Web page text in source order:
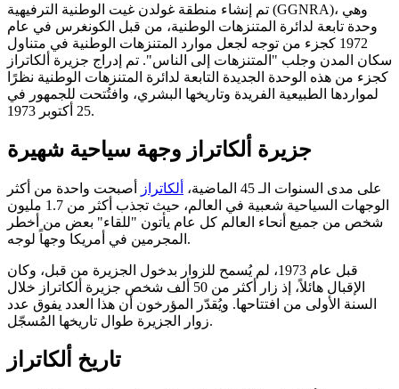
تم إنشاء منطقة غولدن غيت الوطنية الترفيهية (GGNRA)، وهي
وحدة تابعة لدائرة المتنزهات الوطنية، من قبل الكونغرس في عام
1972 كجزء من توجه لجعل موارد المتنزهات الوطنية في متناول
سكان المدن وجلب "المتنزهات إلى الناس". تم إدراج جزيرة ألكاتراز
كجزء من هذه الوحدة الجديدة التابعة لدائرة المتنزهات الوطنية نظرًا
لمواردها الطبيعية الفريدة وتاريخها البشري، وافتُتحت للجمهور في
25 أكتوبر 1973.
جزيرة ألكاتراز وجهة سياحية شهيرة
على مدى السنوات الـ 45 الماضية، ألكاتراز
أصبحت واحدة من أكثر
الوجهات السياحية شعبية في العالم، حيث تجذب أكثر من 1.7 مليون
شخص من جميع أنحاء العالم كل عام يأتون "للقاء" بعض من أخطر
المجرمين في أمريكا وجهاً لوجه.
قبل عام 1973، لم يُسمح للزوار بدخول الجزيرة من قبل، وكان
الإقبال هائلاً، إذ زار أكثر من 50 ألف شخص جزيرة ألكاتراز خلال
السنة الأولى من افتتاحها. ويُقدّر المؤرخون أن هذا العدد يفوق عدد
زوار الجزيرة طوال تاريخها المُسجّل.
تاريخ ألكاتراز